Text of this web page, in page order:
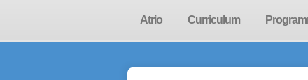
Atrio Curriculum